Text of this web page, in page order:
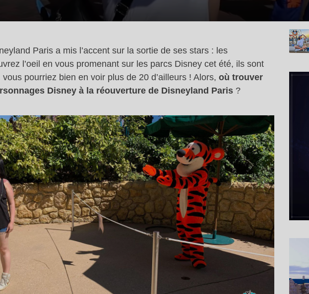
Paris a mis l’accent sur la sortie de ses stars : les
l’oeil en vous promenant sur les parcs Disney cet été, ils sont
pourriez bien en voir plus de 20 d’ailleurs ! Alors, où trouver
Disney à la réouverture de Disneyland Paris ?